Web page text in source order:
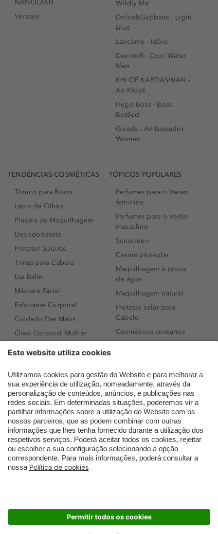
NANOLASH
Versace
Wildly Me
Dolce&Gabbana - Light
Blue
Lancôme - Idôle
Davidoff - Cool Water
Men
KHLOÉ KARDASHIAN -
Xo Khloè
Hugo Boss - Boss
Bottled
Gisada - Ambassador
Women
TENDÊNCIAS COSMÉTICAS
Tónico para Rosto
Lápis de Olhos
Pincéis de Maquilhagem
Desodorizante
Protetor Solares
Tintas para Cabelo
Lip Balm
Máscara Facial
Esfoliante Corporal
Cuidado Das Mãos
Óleo Corporal Mulher
Sérum de Rosto
Body mist & Spray
corporal
Produtos para Cabelo
Homem
Espuma de Limpeza
Facial
Dermocosmética
TÓPICOS POPULARES
Perfumes para o Verão
feminino
Perfumes para o Verão
masculino
Sunscreen
Creme pós-solar
Maquilhagem à prova
de água
Maquilhagem natural
Protetor solar para
Cabelo
Cosméticos coreanos
Perfumes árabes
Novidades
Melhores Perfumes
Femininos
TOP 10: Perfumes
Masculinos
Pestanas Postiças
Creme Rosto Homem
Embalagens Sustentáveis